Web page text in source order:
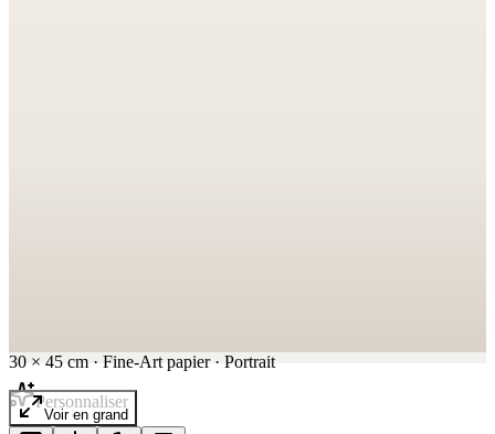
30 × 45 cm · Fine-Art papier· Portrait
Voir en grand
Personnaliser